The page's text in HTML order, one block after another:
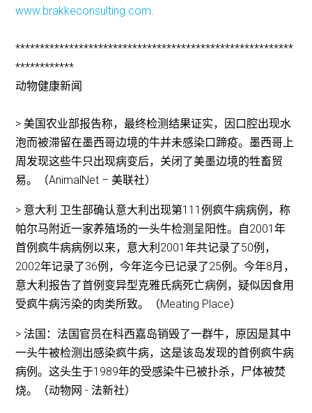
www.brakkeconsulting.com.
*********************************************************
************
动物健康新闻
> 美国农业部报告称，最终检测结果证实，因口腔出现水
泡而被滞留在墨西哥边境的牛并未感染口蹄疫。墨西哥上
周发现这些牛只出现病变后，关闭了美墨边境的牲畜贸
易。（AnimalNet – 美联社）
> 意大利 卫生部确认意大利出现第111例疯牛病病例，称
帕尔马附近一家养殖场的一头牛检测呈阳性。自2001年
首例疯牛病病例以来，意大利2001年共记录了50例，
2002年记录了36例，今年迄今已记录了25例。今年8月，
意大利报告了首例变异型克雅氏病死亡病例，疑似因食用
受疯牛病污染的肉类所致。（Meating Place）
> 法国：法国官员在科西嘉岛销毁了一群牛，原因是其中
一头牛被检测出感染疯牛病，这是该岛发现的首例疯牛病
病例。这头生于1989年的受感染牛已被扑杀，尸体被焚
烧。（动物网 - 法新社）